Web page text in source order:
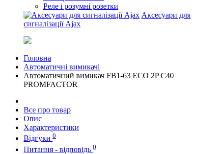
Реле і розумні розетки
Аксесуари для
сигналізації Ajax
Головна
Автоматичні вимикачі
Автоматичний вимикач FB1-63 ECO 2P С40
PROMFACTOR
Все про товар
Опис
Характеристики
Відгуки 0
Питання - відповідь 0